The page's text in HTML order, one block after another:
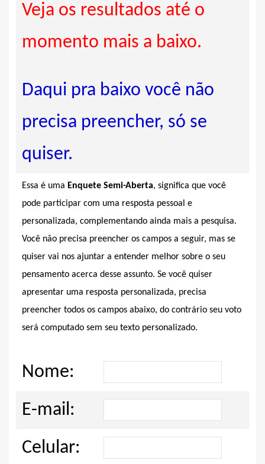
Veja os resultados até o
momento mais a baixo.
Daqui pra baixo você não
precisa preencher, só se
quiser.
Essa é uma Enquete Semi-Aberta, significa que você
pode participar com uma resposta pessoal e
personalizada, complementando ainda mais a pesquisa.
Você não precisa preencher os campos a seguir, mas se
quiser vai nos ajuntar a entender melhor sobre o seu
pensamento acerca desse assunto. Se você quiser
apresentar uma resposta personalizada, precisa
preencher todos os campos abaixo, do contrário seu voto
será computado sem seu texto personalizado.
Nome:
E-mail:
Celular: